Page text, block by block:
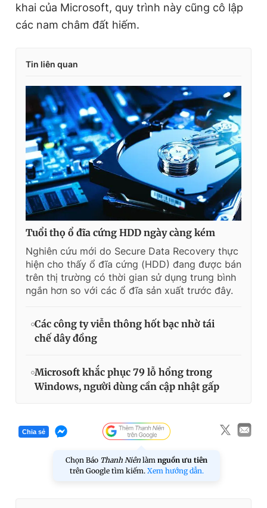
khai của Microsoft, quy trình này cũng cô lập
các nam châm đất hiếm.
Tin liên quan
Tuổi thọ ổ đĩa cứng HDD ngày càng kém
Nghiên cứu mới do Secure Data Recovery thực
hiện cho thấy ổ đĩa cứng (HDD) đang được bán
trên thị trường có thời gian sử dụng trung bình
ngắn hơn so với các ổ đĩa sản xuất trước đây.
Các công ty viễn thông hốt bạc nhờ tái
chế dây đồng
Microsoft khắc phục 79 lỗ hổng trong
Windows, người dùng cần cập nhật gấp
Chia sẻ
Chọn Báo Thanh Niên làm nguồn ưu tiên
trên Google tìm kiếm. Xem hướng dẫn.